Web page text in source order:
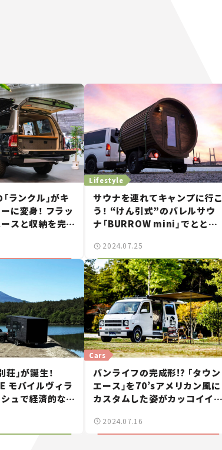
ランクル」がキ
に変身！ フラッ
スと収納を完備
ビリティショ
Lifestyle
サウナを連れてキャンプに行こ
う！ “けん引式”のバレルサウ
ナ「BURROW mini」でととの
2024.07.25
荘」が誕生！
モバイルヴィラ
ュで経済的な別
Cars
バンライフの完成形!? 「タウン
エース」を70’sアメリカン風に
カスタムした姿がカッコイイ
vol.2】
2024.07.16